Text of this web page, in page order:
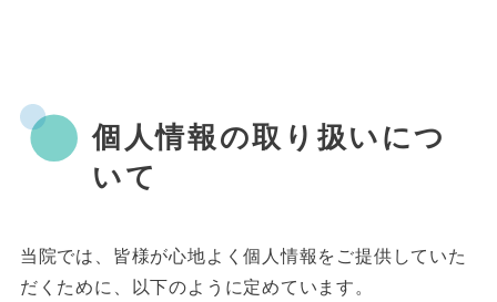
個人情報の取り扱いにつ
いて
当院では、皆様が心地よく個人情報をご提供していた
だくために、以下のように定めています。